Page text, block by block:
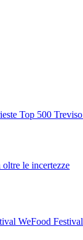
Top 500 Treviso
le incertezze
WeFood Festival